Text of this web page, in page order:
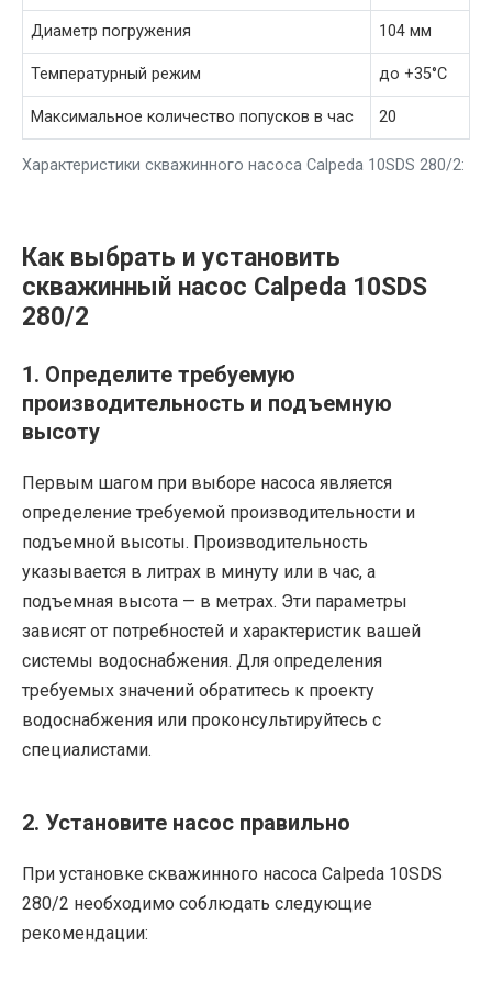
Характеристики скважинного насоса Calpeda 10SDS 280/2:
Диаметр погружения 104 мм
Температурный режим до +35°C
Максимальное количество попусков в час 20
Как выбрать и установить
скважинный насос Calpeda 10SDS
280/2
1. Определите требуемую
производительность и подъемную
высоту
Первым шагом при выборе насоса является
определение требуемой производительности и
подъемной высоты. Производительность
указывается в литрах в минуту или в час, а
подъемная высота — в метрах. Эти параметры
зависят от потребностей и характеристик вашей
системы водоснабжения. Для определения
требуемых значений обратитесь к проекту
водоснабжения или проконсультируйтесь с
специалистами.
2. Установите насос правильно
При установке скважинного насоса Calpeda 10SDS
280/2 необходимо соблюдать следующие
рекомендации: